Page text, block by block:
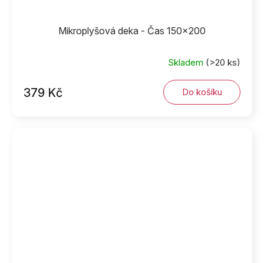
Mikroplyšová deka - Čas 150x200
Skladem (>20 ks)
379 Kč Do košíku